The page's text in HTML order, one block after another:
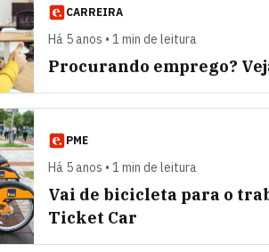
CARREIRA
Há 5 anos • 1 min de leitura
Procurando emprego?
PME
Há 5 anos • 1 min de leitura
Vai de bicicleta para o
Ticket Car